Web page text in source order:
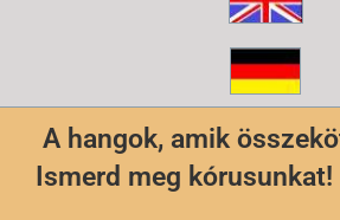
A hangok, amik
Ismerd meg kórusunkat!